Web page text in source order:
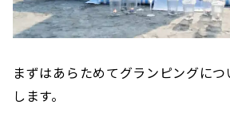
まずはあらためてグランピングに
します。